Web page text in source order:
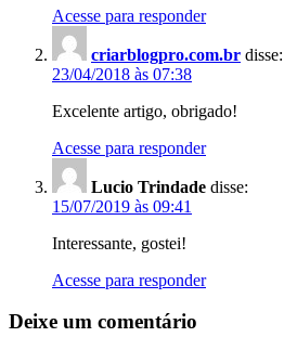
Acesse para responder
criarblogpro.com.br disse:
23/04/2018 às 07:38
Excelente artigo, obrigado!
Acesse para responder
Lucio Trindade disse:
15/07/2019 às 09:41
Interessante, gostei!
Acesse para responder
Deixe um comentário